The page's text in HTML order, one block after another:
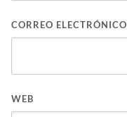
CORREO ELECTRÓNICO
WEB